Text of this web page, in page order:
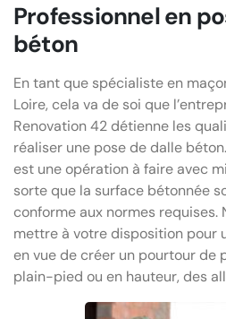
Professionnel en
béton
En tant que spécialiste en
Loire, cela va de soi que
Renovation 42 détienne les
réaliser une pose de dalle
est une opération à faire avec
sorte que la surface bétonnée
conforme aux normes
mettre à votre disposition pour
en vue de créer un pourtour de
plain-pied ou en hauteur, des